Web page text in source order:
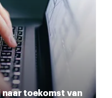
naar toekomst van